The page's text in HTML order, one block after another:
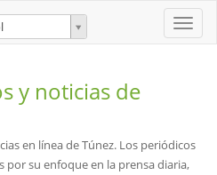
Toggle
y noticias de
en línea de Túnez. Los periódicos
por su enfoque en la prensa diaria,